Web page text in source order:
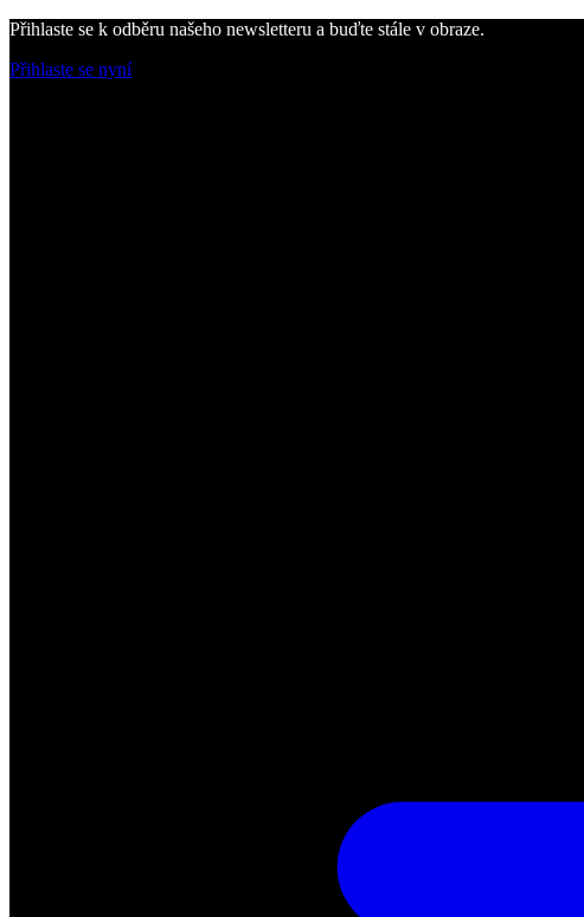
Přihlaste se k odběru našeho newsletteru a buďte stále v obraze.
Přihlaste se nyní